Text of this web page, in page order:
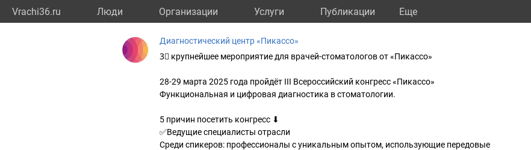
Vrachi36.ru Люди Организации Услуги Публикации Eще
Диагностический центр «Пикассо»
3⃣ крупнейшее мероприятие для врачей-стоматологов от «Пикассо»
28-29 марта 2025 года пройдёт III Всероссийский конгресс «Пикассо»
Функциональная и цифровая диагностика в стоматологии.
5 причин посетить конгресс ⬇
✅Ведущие специалисты отрасли
Среди спикеров: профессионалы с уникальным опытом, использующие передовые